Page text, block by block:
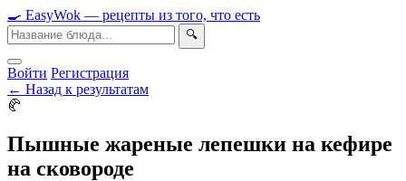
🍳 EasyWok — рецепты из того, что есть
🔍
Войти Регистрация
← Назад к результатам
🥐
Пышные жареные лепешки на кефире
на сковороде